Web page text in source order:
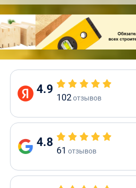
4.9
102отзывов
4.8
61 отзывов